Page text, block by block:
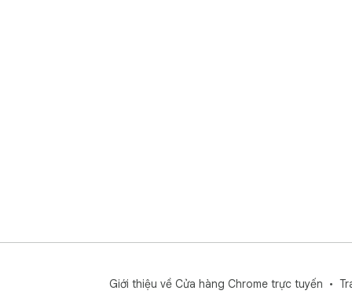
Giới thiệu về Cửa hàng Chrome trực tuyến